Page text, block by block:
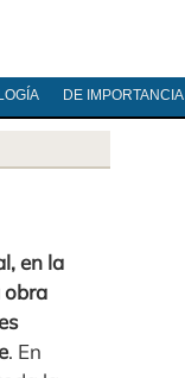
DE IMPORTANCIA
en la
obra
. En